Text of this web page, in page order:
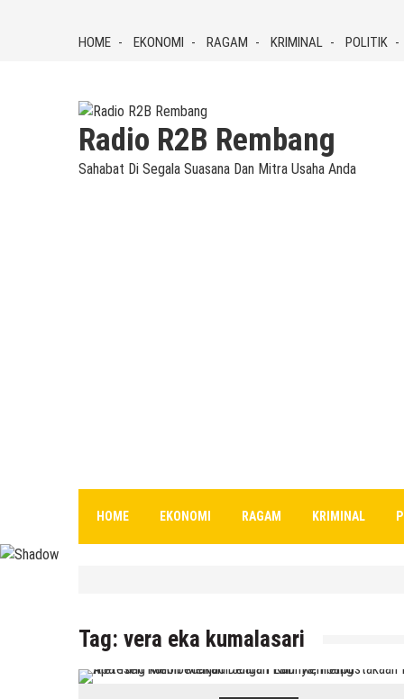
HOME EKONOMI RAGAM KRIMINAL POLITIK
Radio R2B Rembang
Sahabat Di Segala Suasana Dan Mitra Usaha Anda
HOME EKONOMI RAGAM KRIMINAL
7 Agustus 2026
Tag: vera eka kumalasari